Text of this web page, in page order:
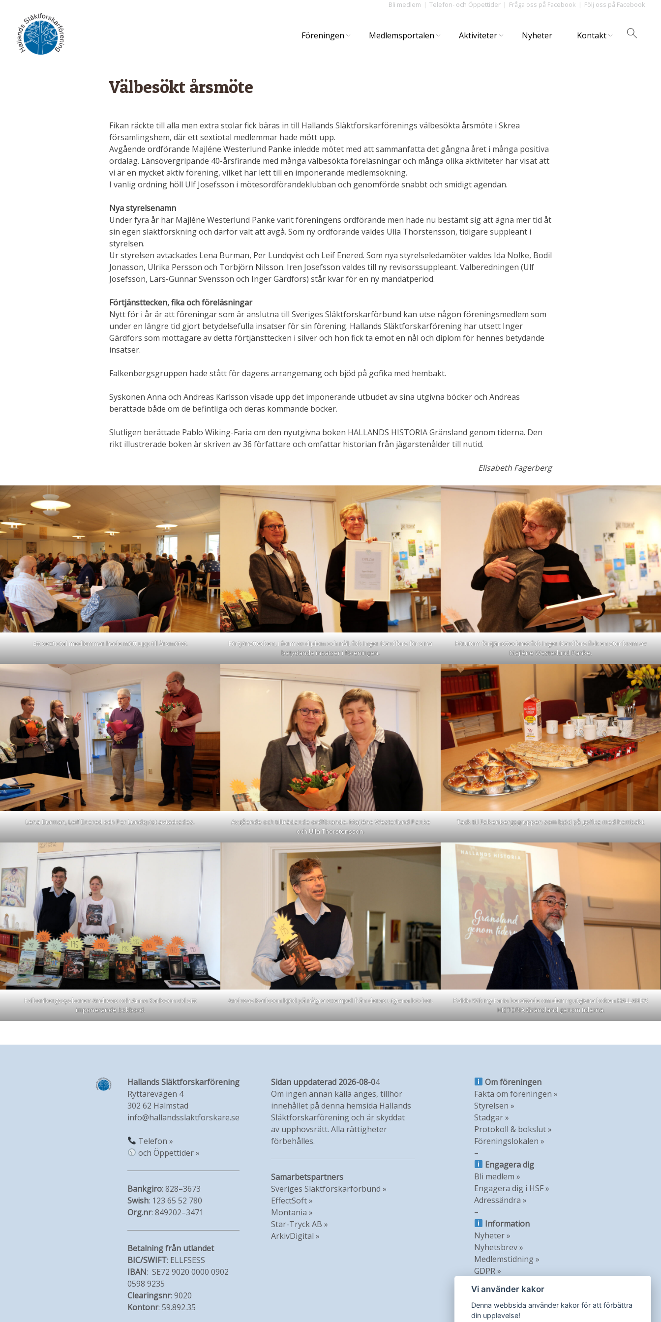
content
Bli medlem Telefon- och Öppettider Fråga oss på Facebook Följ oss på Facebook
Föreningen Medlemsportalen Aktiviteter Nyheter Kontakt
Välbesökt årsmöte
Fikan räckte till alla men extra stolar fick bäras in till Hallands Släktforskarförenings välbesökta årsmöte i Skrea
församlingshem, där ett sextiotal medlemmar hade mött upp.
Avgående ordförande Majléne Westerlund Panke inledde mötet med att sammanfatta det gångna året i många positiva
ordalag. Länsövergripande 40-årsfirande med många välbesökta föreläsningar och många olika aktiviteter har visat att
vi är en mycket aktiv förening, vilket har lett till en imponerande medlemsökning.
I vanlig ordning höll Ulf Josefsson i mötesordförandeklubban och genomförde snabbt och smidigt agendan.
Nya styrelsenamn
Under fyra år har Majléne Westerlund Panke varit föreningens ordförande men hade nu bestämt sig att ägna mer tid åt
sin egen släktforskning och därför valt att avgå. Som ny ordförande valdes Ulla Thorstensson, tidigare suppleant i
styrelsen.
Ur styrelsen avtackades Lena Burman, Per Lundqvist och Leif Enered. Som nya styrelseledamöter valdes Ida Nolke, Bodil
Jonasson, Ulrika Persson och Torbjörn Nilsson. Iren Josefsson valdes till ny revisorssuppleant. Valberedningen (Ulf
Josefsson, Lars-Gunnar Svensson och Inger Gärdfors) står kvar för en ny mandatperiod.
Förtjänsttecken, fika och föreläsningar
Nytt för i år är att föreningar som är anslutna till Sveriges Släktforskarförbund kan utse någon föreningsmedlem som
under en längre tid gjort betydelsefulla insatser för sin förening. Hallands Släktforskarförening har utsett Inger
Gärdfors som mottagare av detta förtjänsttecken i silver och hon fick ta emot en nål och diplom för hennes betydande
insatser.
Falkenbergsgruppen hade stått för dagens arrangemang och bjöd på gofika med hembakt.
Syskonen Anna och Andreas Karlsson visade upp det imponerande utbudet av sina utgivna böcker och Andreas
berättade både om de befintliga och deras kommande böcker.
Slutligen berättade Pablo Wiking-Faria om den nyutgivna boken HALLANDS HISTORIA Gränsland genom tiderna. Den
rikt illustrerade boken är skriven av 36 författare och omfattar historian från jägarstenålder till nutid.
Elisabeth Fagerberg
Ett sextiotal medlemmar hade mött upp till årsmötet.
Förtjänsttecken, i form av diplom och nål, fick Inger Gärdfors för sina
betydande insatser i föreningen.
Förutom förtjänsttecknet fick Inger Gärdfors fick en stor kram av
Majléne Westerlund Panke.
Lena Burman, Leif Enered och Per Lundqvist avtackades.
Avgående och tillträdande ordförande. Majléne Westerlund Panke
och Ulla Thorstensson.
Tack till Falkenbergsgruppen som bjöd på gofika med hembakt.
Falkenbergssyskonen Andreas och Anna Karlsson vid sitt
imponerande bokbord.
Andreas Karlsson bjöd på några exempel från deras utgivna böcker.
Pablo Wiking-Faria berättade om den nyutgivna boken HALLANDS
HISTORIA Gränsland genom tiderna.
Hallands Släktforskarförening
Ryttarevägen 4
302 62 Halmstad
info@hallandsslaktforskare.se
Telefon »
och Öppettider »
Bankgiro: 828–3673
Swish: 123 65 52 780
Org.nr: 849202–3471
Betalning från utlandet
BIC/SWIFT: ELLFSESS
IBAN: SE72 9020 0000 0902
0598 9235
Clearingsnr: 9020
Kontonr: 59.892.35
Sidan uppdaterad 2026-08-04
Om ingen annan källa anges, tillhör
innehållet på denna hemsida Hallands
Släktforskarförening och är skyddat
av upphovsrätt. Alla rättigheter
förbehålles.
Samarbetspartners
Sveriges Släktforskarförbund »
EffectSoft »
Montania »
Star-Tryck AB »
ArkivDigital »
Om föreningen
Fakta om föreningen »
Styrelsen »
Stadgar »
Protokoll & bokslut »
Föreningslokalen »
–
Engagera dig
Bli medlem »
Engagera dig i HSF »
Adressändra »
–
Information
Nyheter »
Nyhetsbrev »
Medlemstidning »
GDPR »
Vi använder kakor
Denna webbsida använder kakor för att förbättra
din upplevelse!